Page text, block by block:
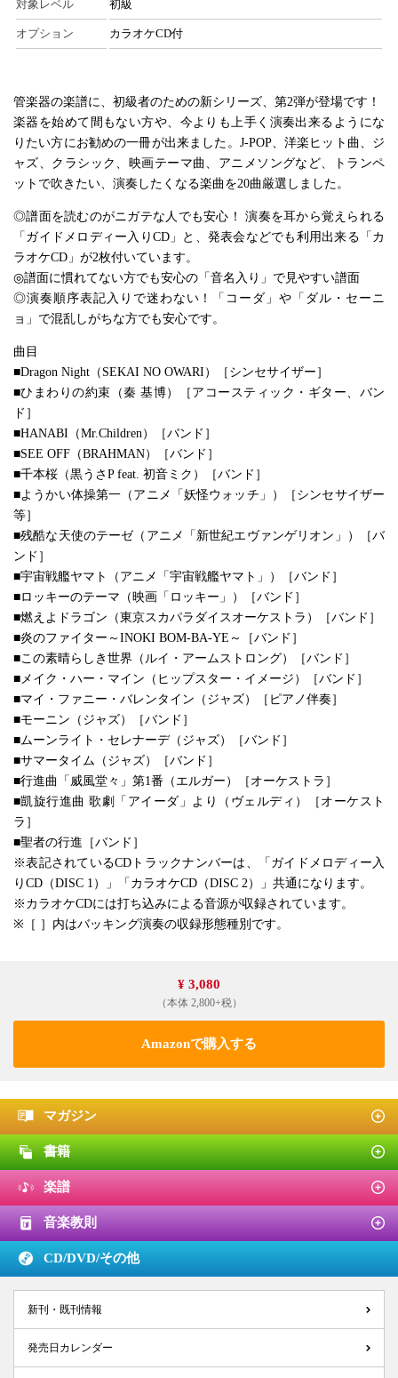
対象レベル 初級
オプション カラオケCD付
管楽器の楽譜に、初級者のための新シリーズ、第2弾が登場です！
楽器を始めて間もない方や、今よりも上手く演奏出来るようにな
りたい方にお勧めの一冊が出来ました。J-POP、洋楽ヒット曲、ジ
ャズ、クラシック、映画テーマ曲、アニメソングなど、トランペ
ットで吹きたい、演奏したくなる楽曲を20曲厳選しました。
◎譜面を読むのがニガテな人でも安心！ 演奏を耳から覚えられる
「ガイドメロディー入りCD」と、発表会などでも利用出来る「カ
ラオケCD」が2枚付いています。
◎譜面に慣れてない方でも安心の「音名入り」で見やすい譜面
◎演奏順序表記入りで迷わない！「コーダ」や「ダル・セーニ
ョ」で混乱しがちな方でも安心です。
曲目
■Dragon Night（SEKAI NO OWARI）［シンセサイザー］
■ひまわりの約束（秦 基博）［アコースティック・ギター、バン
ド］
■HANABI（Mr.Children）［バンド］
■SEE OFF（BRAHMAN）［バンド］
■千本桜（黒うさP feat. 初音ミク）［バンド］
■ようかい体操第一（アニメ「妖怪ウォッチ」）［シンセサイザー
等］
■残酷な天使のテーゼ（アニメ「新世紀エヴァンゲリオン」）［バ
ンド］
■宇宙戦艦ヤマト（アニメ「宇宙戦艦ヤマト」）［バンド］
■ロッキーのテーマ（映画「ロッキー」）［バンド］
■燃えよドラゴン（東京スカパラダイスオーケストラ）［バンド］
■炎のファイター～INOKI BOM-BA-YE～［バンド］
■この素晴らしき世界（ルイ・アームストロング）［バンド］
■メイク・ハー・マイン（ヒップスター・イメージ）［バンド］
■マイ・ファニー・バレンタイン（ジャズ）［ピアノ伴奏］
■モーニン（ジャズ）［バンド］
■ムーンライト・セレナーデ（ジャズ）［バンド］
■サマータイム（ジャズ）［バンド］
■行進曲「威風堂々」第1番（エルガー）［オーケストラ］
■凱旋行進曲 歌劇「アイーダ」より（ヴェルディ）［オーケスト
ラ］
■聖者の行進［バンド］
※表記されているCDトラックナンバーは、「ガイドメロディー入
りCD（DISC 1）」「カラオケCD（DISC 2）」共通になります。
※カラオケCDには打ち込みによる音源が収録されています。
※［ ］内はバッキング演奏の収録形態種別です。
¥ 3,080
（本体 2,800+税）
Amazonで購入する
マガジン
書籍
楽譜
音楽教則
CD/DVD/その他
新刊・既刊情報
発売日カレンダー